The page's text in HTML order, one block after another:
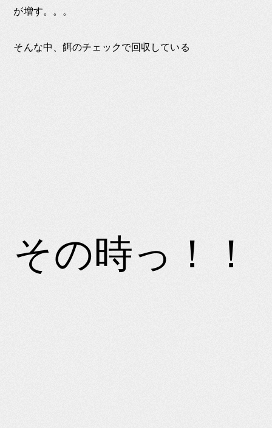
が増す。。。
そんな中、餌のチェックで回収している
その時っ！！